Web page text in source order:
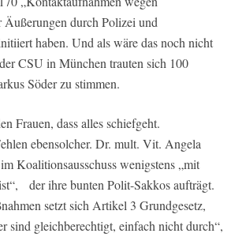
Äußerungen durch Polizei und
haben. Und als wäre das noch nicht
CSU in München trauten sich 100
Söder zu stimmen.
Frauen, dass alles schiefgeht.
ebensolcher. Dr. mult. Vit. Angela
Koalitionsausschuss wenigstens „mit
der ihre bunten Polit-Sakkos aufträgt.
setzt sich Artikel 3 Grundgesetz,
sind gleichberechtigt, einfach nicht durch“,